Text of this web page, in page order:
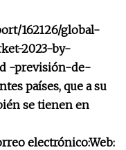
162126/global-
2023-by-
-previsión-de-
países, que a su
se tienen en
electrónico:Web: